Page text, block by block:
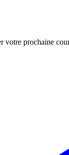
votre prochaine